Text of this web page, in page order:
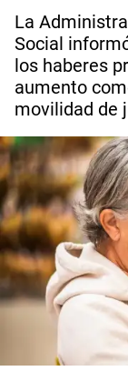
La
Social
los haberes
aumento
movilidad de